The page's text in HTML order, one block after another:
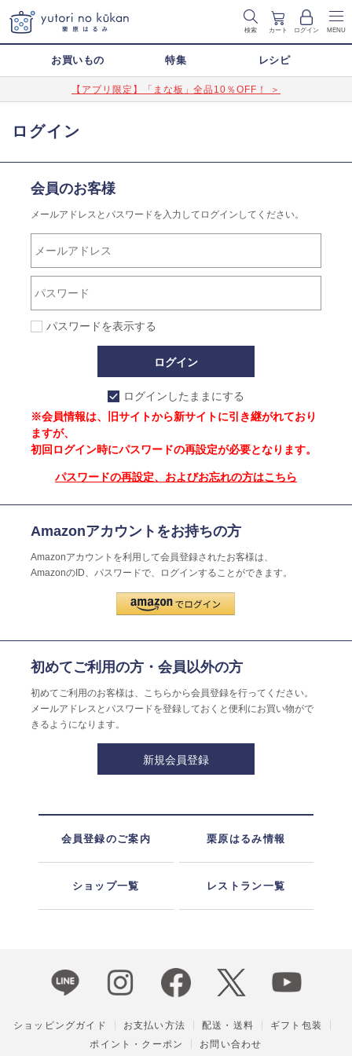
検索 カート ログイン MENU
お買いもの 特集 レシピ
【アプリ限定】「まな板」全品10％OFF！ ＞
ログイン
会員のお客様
メールアドレスとパスワードを入力してログインしてください。
パスワードを表示する
ログインしたままにする
※会員情報は、旧サイトから新サイトに引き継がれており
ますが、
初回ログイン時にパスワードの再設定が必要となります。
パスワードの再設定、およびお忘れの方はこちら
Amazonアカウントをお持ちの方
Amazonアカウントを利用して会員登録されたお客様は、
AmazonのID、パスワードで、ログインすることができます。
初めてご利用の方・会員以外の方
初めてご利用のお客様は、こちらから会員登録を行ってください。
メールアドレスとパスワードを登録しておくと便利にお買い物がで
きるようになります。
会員登録のご案内 栗原はるみ情報
ショップ一覧 レストラン一覧
ショッピングガイド お支払い方法 配送・送料
ギフト包装
ポイント・クーポン
お問い合わせ